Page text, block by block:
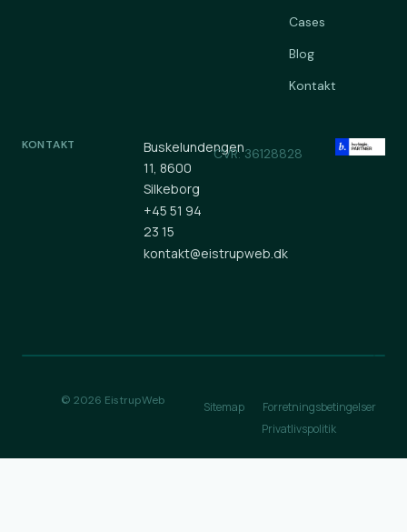
Cases
Blog
Kontakt
KONTAKT
Buskelundengen
11, 8600
Silkeborg
+45 51 94
23 15
kontakt@eistrupweb.dk
CVR: 36128828
© 2026 EistrupWeb Sitemap
Forretningsbetingelser
Privatlivspolitik